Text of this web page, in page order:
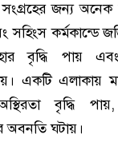
জন্য অনেক
সহিংস
বৃদ্ধি পায়
একটি এলাকায়
বৃদ্ধি
অবনতি ঘটায়।